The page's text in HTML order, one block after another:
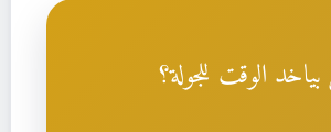
الوقت للجولة؟